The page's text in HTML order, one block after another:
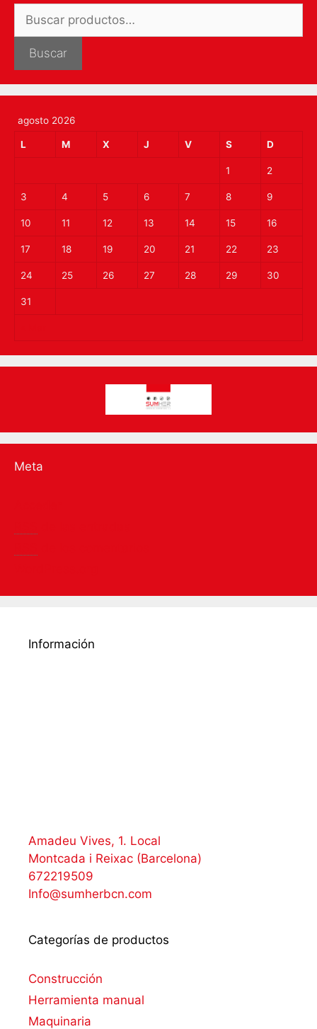
Buscar
Buscar
agosto 2026
L M X J V S D
1 2
3 4 5 6 7 8 9
10 11 12 13 14 15 16
17 18 19 20 21 22 23
24 25 26 27 28 29 30
31
Meta
Información
Amadeu Vives, 1. Local
Montcada i Reixac (Barcelona)
672219509
Info@sumherbcn.com
Categorías de productos
Construcción
Herramienta manual
Maquinaria